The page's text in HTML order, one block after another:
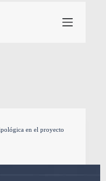
en el proyecto